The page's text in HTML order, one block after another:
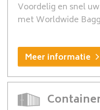
Voordelig en snel
met Worldwide
Meer informatie